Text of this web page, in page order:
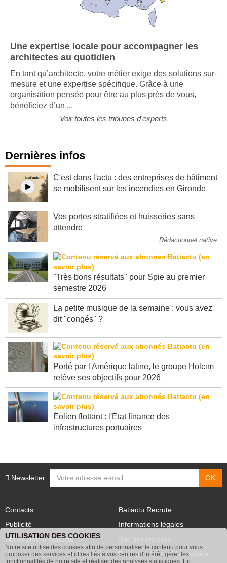
Une expertise locale pour accompagner les
architectes au quotidien
En tant qu’architecte, votre métier exige des solutions sur-
mesure et une expertise spécifique. Grâce à une
organisation pensée pour être au plus près de vous,
bénéficiez d’un ...
Voir toutes les tribunes d'experts
Dernières infos
C'est dans l'actu : des entreprises de bâtiment
se mobilisent sur les incendies en Gironde
Vos portes stratifiées et huisseries sans
attendre
Rédactionnel native
"Très bons résultats" pour Spie au premier
semestre 2026
La petite musique de la semaine : vous avez
dit "congés" ?
Porté par l'Amérique latine, le groupe Holcim
relève ses objectifs pour 2026
Éolien flottant : l'État finance des
infrastructures portuaires
Newsletter
Contacts
Publicité
Abonnement Batiactu
Voir les contenus+ de Batiactu
Batiactu Recrute
Informations légales
Politique de confidentialité et
UTILISATION DES COOKIES
Notre site utilise des cookies afin de personnaliser le contenu pour vous
proposer des services et offres liés à vos centres d'intérêt, gérer les
fonctionnalités de notre site et réaliser des analyses statistiques. En